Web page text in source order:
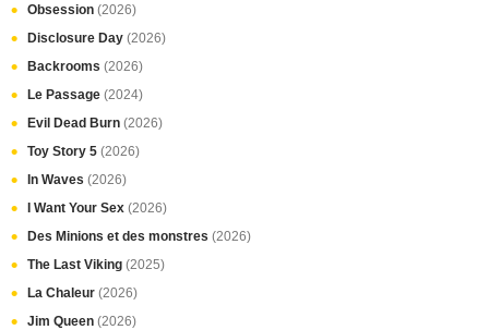
Obsession (2026)
Disclosure Day (2026)
Backrooms (2026)
Le Passage (2024)
Evil Dead Burn (2026)
Toy Story 5 (2026)
In Waves (2026)
I Want Your Sex (2026)
Des Minions et des monstres (2026)
The Last Viking (2025)
La Chaleur (2026)
Jim Queen (2026)